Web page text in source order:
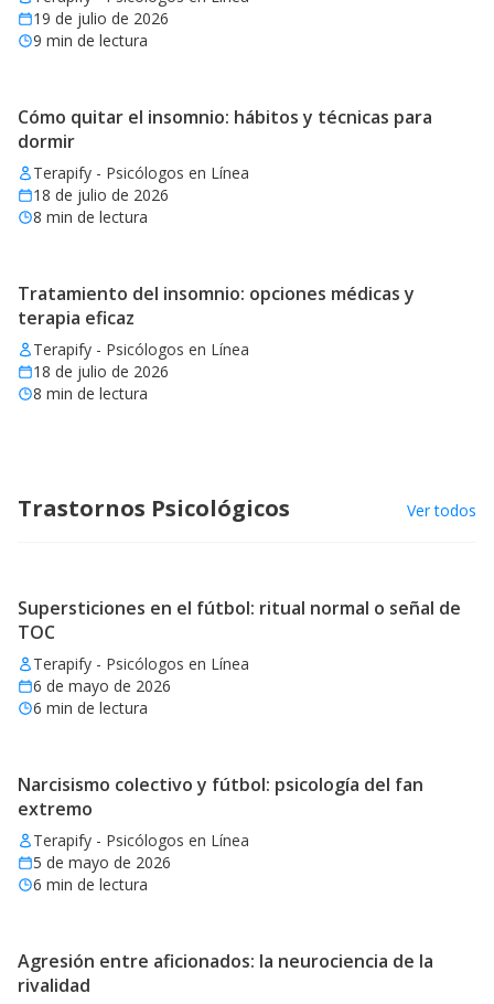
19 de julio de 2026
9 min de lectura
Cómo quitar el insomnio: hábitos y técnicas para
dormir
Terapify - Psicólogos en Línea
18 de julio de 2026
8 min de lectura
Tratamiento del insomnio: opciones médicas y
terapia eficaz
Terapify - Psicólogos en Línea
18 de julio de 2026
8 min de lectura
Trastornos Psicológicos Ver todos
Supersticiones en el fútbol: ritual normal o señal de
TOC
Terapify - Psicólogos en Línea
6 de mayo de 2026
6 min de lectura
Narcisismo colectivo y fútbol: psicología del fan
extremo
Terapify - Psicólogos en Línea
5 de mayo de 2026
6 min de lectura
Agresión entre aficionados: la neurociencia de la
rivalidad